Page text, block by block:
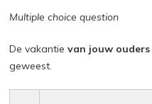
Multiple choice question
De vakantievan jouw ouders
geweest.